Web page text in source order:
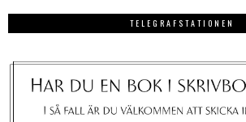
TELEGRAFSTATIONEN